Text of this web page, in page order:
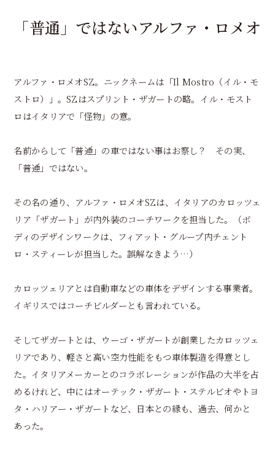
「普通」ではないアルファ・ロメオ
アルファ・ロメオSZ。ニックネームは「Il Mostro（イル・モ
ストロ）」。SZはスプリント・ザガートの略。イル・モスト
ロはイタリアで「怪物」の意。
名前からして「普通」の車ではない事はお察し？ その実、
「普通」ではない。
その名の通り、アルファ・ロメオSZは、イタリアのカロッツェ
リア「ザガート」が内外装のコーチワークを担当した。（ボ
ディのデザインワークは、フィアット・グループ内チェント
ロ・スティーレが担当した。誤解なきよう…）
カロッツェリアとは自動車などの車体をデザインする事業者。
イギリスではコーチビルダーとも言われている。
そしてザガートとは、ウーゴ・ザガートが創業したカロッツェ
リアであり、軽さと高い空力性能をもつ車体製造を得意とし
た。イタリアメーカーとのコラボレーションが作品の大半を占
めるけれど、中にはオーテック・ザガート・ステルビオやトヨ
タ・ハリアー・ザガートなど、日本との縁も、過去、何かと
あった。